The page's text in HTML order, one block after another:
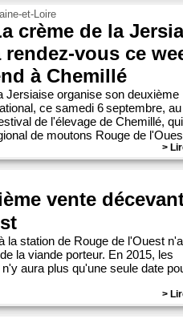
et-Loire
crème de la
rendez-vous ce
à Chemillé
Jersiaise organise son deuxième
ce samedi 6 septembre, au
de l'élevage de Chemillé, qui
de moutons Rouge de
>
vente
la station de Rouge de l'Ouest
la viande porteur. En 2015, les
aura plus qu'une seule date
>